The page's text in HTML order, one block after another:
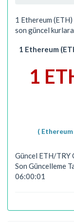
1 Ethereum
son güncel
1 Ethereum
1
( Ethereum
Güncel ETH/TRY
Son Güncelleme
06:00:01